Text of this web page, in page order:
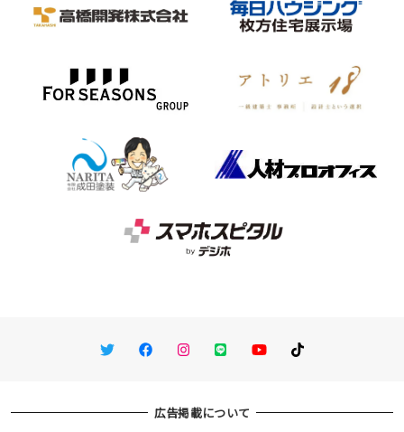
TwitterFacebookInstagram
LINE You TubeTikTok
広告掲載について